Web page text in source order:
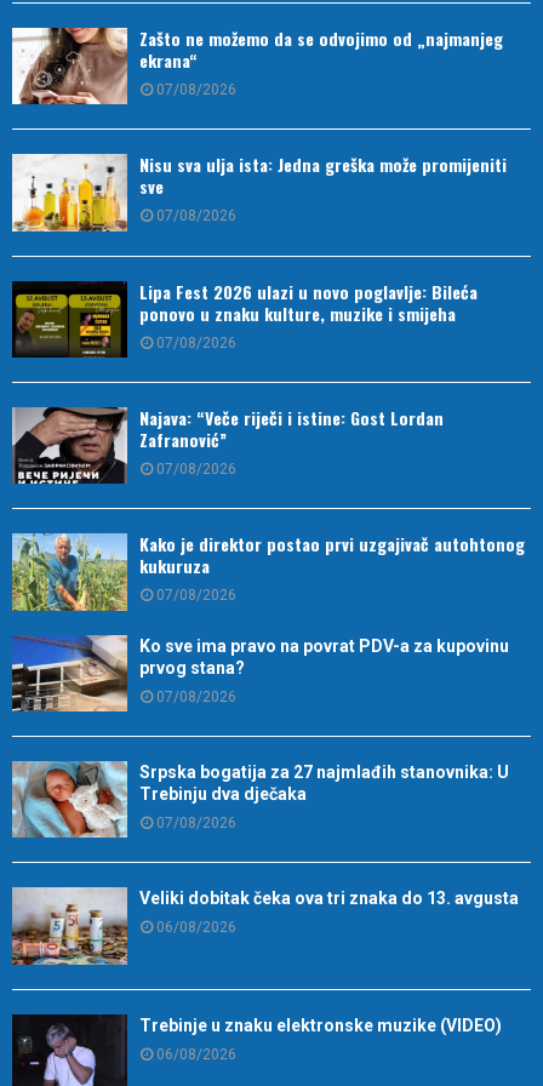
Zašto ne možemo da se odvojimo od „najmanjeg
ekrana“
07/08/2026
Nisu sva ulja ista: Jedna greška može promijeniti
sve
07/08/2026
Lipa Fest 2026 ulazi u novo poglavlje: Bileća
ponovo u znaku kulture, muzike i smijeha
07/08/2026
Najava: “Veče riječi i istine: Gost Lordan
Zafranović”
07/08/2026
Kako je direktor postao prvi uzgajivač autohtonog
kukuruza
07/08/2026
Ko sve ima pravo na povrat PDV-a za kupovinu
prvog stana?
07/08/2026
Srpska bogatija za 27 najmlađih stanovnika: U
Trebinju dva dječaka
07/08/2026
Veliki dobitak čeka ova tri znaka do 13. avgusta
06/08/2026
Trebinje u znaku elektronske muzike (VIDEO)
06/08/2026